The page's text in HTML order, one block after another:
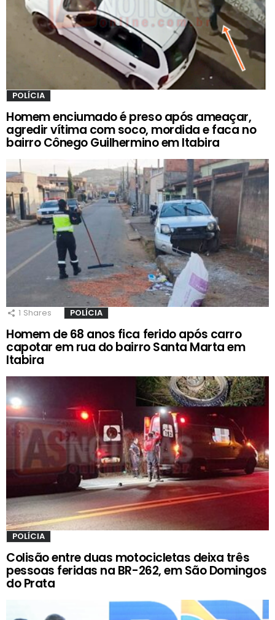
POLÍCIA
Homem enciumado é preso após ameaçar,
agredir vítima com soco, mordida e faca no
bairro Cônego Guilhermino em Itabira
1 Shares POLÍCIA
Homem de 68 anos fica ferido após carro
capotar em rua do bairro Santa Marta em
Itabira
POLÍCIA
Colisão entre duas motocicletas deixa três
pessoas feridas na BR-262, em São Domingos
do Prata